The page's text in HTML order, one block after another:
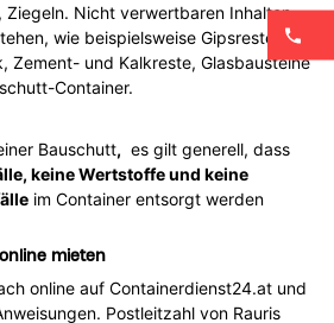
Ziegeln. Nicht verwertbaren Inhalten
wie beispielsweise Gipsreste,
Zement- und Kalkreste, Glasbausteine
Container.
Bauschutt, es gilt generell, dass
keine Wertstoffe und keine
im Container entsorgt werden
mieten
online auf Containerdienst24.at und
Postleitzahl von Rauris